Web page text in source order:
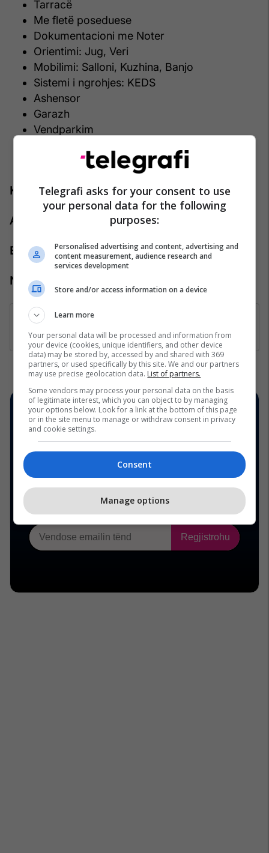
Tarracë
Me fletë poseduese
Dokumentacioni me Noter
Orientimi: Jug, Veri
Mobilimi: Salloni, Kuzhina, Banjo
Sistemi i ngrohjes: KEDS
Ashensor
Garazh
Vendparkim
Kontakti:
Agjenti: Agan Ramaxhiku
Emaili: agan.ramaxhiku@pro-rks.com
Numri kontaktues: +383 44 888 444
Telegrafi asks for your consent to use
your personal data for the following
purposes:
Personalised advertising and content, advertising and
content measurement, audience research and
services development
Store and/or access information on a device
Learn more
Your personal data will be processed and information from
your device (cookies, unique identifiers, and other device
data) may be stored by, accessed by and shared with 369
partners, or used specifically by this site. We and our partners
may use precise geolocation data. List of partners.
Some vendors may process your personal data on the basis
of legitimate interest, which you can object to by managing
your options below. Look for a link at the bottom of this page
or in the site menu to manage or withdraw consent in privacy
and cookie settings.
Consent
Manage options